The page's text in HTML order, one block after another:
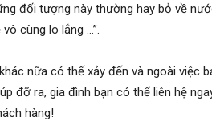
đối tượng này thường hay bỏ về
cùng lo lắng …”.
nữa có thế xảy đến và ngoài việc
đỡ ra, gia đình bạn có thể liên hệ
hàng!